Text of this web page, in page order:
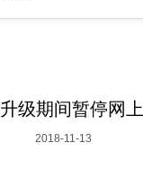
级期间暂停网
2018-11-13